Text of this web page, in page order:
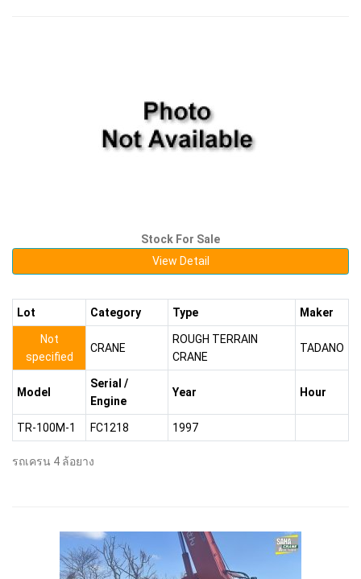
Stock For Sale
View Detail
Lot Category Type Maker
Not
specified
CRANE
ROUGH TERRAIN
CRANE
TADANO
Model
Serial /
Engine
Year Hour
TR-100M-1 FC1218 1997
รถเครน 4 ล้อยาง